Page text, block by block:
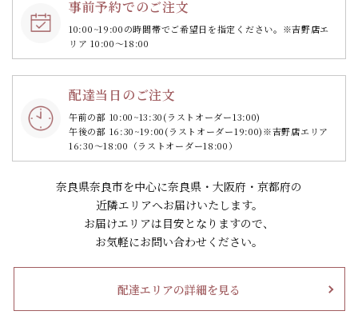
事前予約でのご注文
10:00~19:00の時間帯でご希望日を指定ください。 ※吉野店エ
リア 10:00～18:00
配達当日のご注文
午前の部 10:00~13:30(ラストオーダー13:00)
午後の部 16:30~19:00(ラストオーダー19:00)※吉野店エリア
16:30～18:00（ラストオーダー18:00）
奈良県奈良市を中心に奈良県・大阪府・京都府の
近隣エリアへお届けいたします。
お届けエリアは目安となりますので、
お気軽にお問い合わせください。
配達エリアの詳細を見る